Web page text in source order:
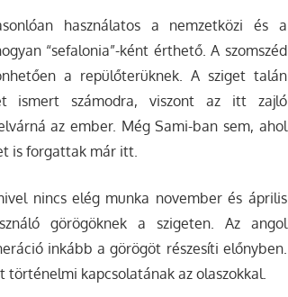
használatos a nemzetközi és a
“sefalonia”-ként érthető. A szomszéd
a repülőterüknek. A sziget talán
ismert számodra, viszont az itt zajló
az ember. Még Sami-ban sem, ahol
is forgattak már itt.
nincs elég munka november és április
görögöknek a szigeten. Az angol
inkább a görögöt részesíti előnyben.
történelmi kapcsolatának az olaszokkal.